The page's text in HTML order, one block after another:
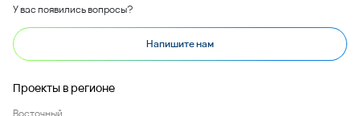
У вас появились вопросы?
Напишите нам
Проекты в регионе
Восточный